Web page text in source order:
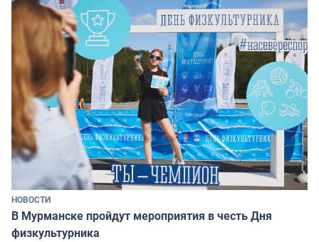
НОВОСТИ
В Мурманске пройдут мероприятия в честь Дня
физкультурника